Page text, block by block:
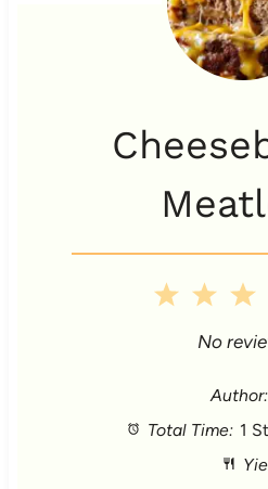
3
t
a
2
S
t
a
1
a
No
Author:
Total Time: 1